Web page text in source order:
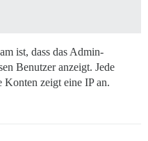
ist, dass das Admin-
Benutzer anzeigt. Jede
zeigt eine IP an.